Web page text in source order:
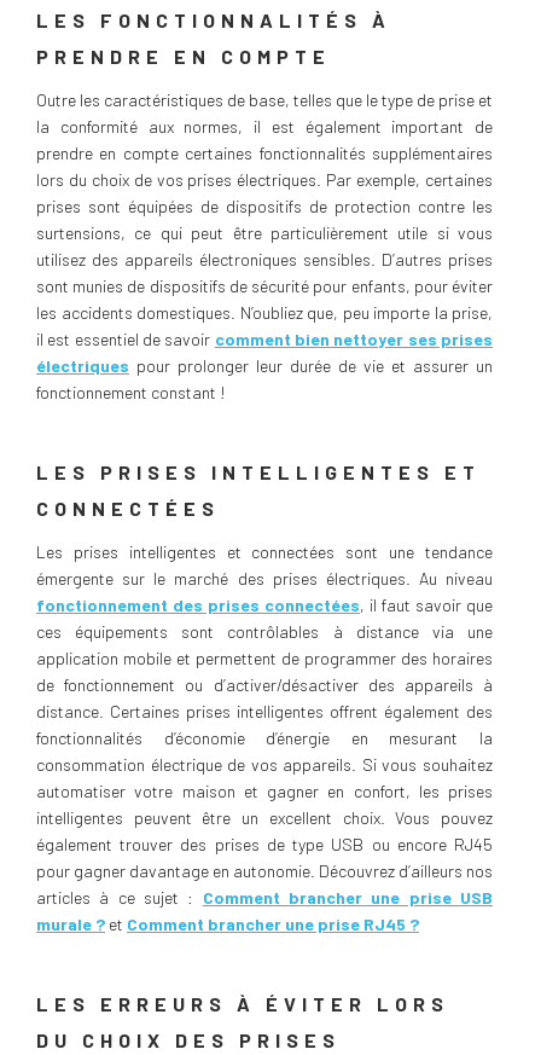
LES FONCTIONNALITÉS À
PRENDRE EN COMPTE
Outre les caractéristiques de base, telles que le type de prise et
la conformité aux normes, il est également important de
prendre en compte certaines fonctionnalités supplémentaires
lors du choix de vos prises électriques. Par exemple, certaines
prises sont équipées de dispositifs de protection contre les
surtensions, ce qui peut être particulièrement utile si vous
utilisez des appareils électroniques sensibles. D’autres prises
sont munies de dispositifs de sécurité pour enfants, pour éviter
les accidents domestiques. N’oubliez que, peu importe la prise,
il est essentiel de savoir comment bien nettoyer ses prises
électriques pour prolonger leur durée de vie et assurer un
fonctionnement constant !
LES PRISES INTELLIGENTES ET
CONNECTÉES
Les prises intelligentes et connectées sont une tendance
émergente sur le marché des prises électriques. Au niveau
fonctionnement des prises connectées, il faut savoir que
ces équipements sont contrôlables à distance via une
application mobile et permettent de programmer des horaires
de fonctionnement ou d’activer/désactiver des appareils à
distance. Certaines prises intelligentes offrent également des
fonctionnalités d’économie d’énergie en mesurant la
consommation électrique de vos appareils. Si vous souhaitez
automatiser votre maison et gagner en confort, les prises
intelligentes peuvent être un excellent choix. Vous pouvez
également trouver des prises de type USB ou encore RJ45
pour gagner davantage en autonomie. Découvrez d’ailleurs nos
articles à ce sujet : Comment brancher une prise USB
murale ? et Comment brancher une prise RJ45 ?
LES ERREURS À ÉVITER LORS
DU CHOIX DES PRISES